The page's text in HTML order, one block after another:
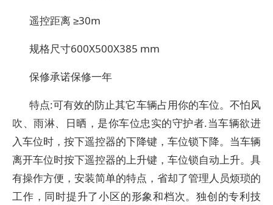
遥控距离 ≥30m
规格尺寸600X500X385 mm
保修承诺保修一年
特点:可有效的防止其它车辆占用你的车位。不怕风
吹、雨淋、日晒，是你车位忠实的守护者.当车辆欲进
入车位时，按下遥控器的下降键，车位锁下降。当车辆
离开车位时按下遥控器的上升键，车位锁自动上升。具
有操作方便，安装简单的特点，省却了管理人员烦琐的
工作，同时提升了小区的形象和档次。独创的专利技